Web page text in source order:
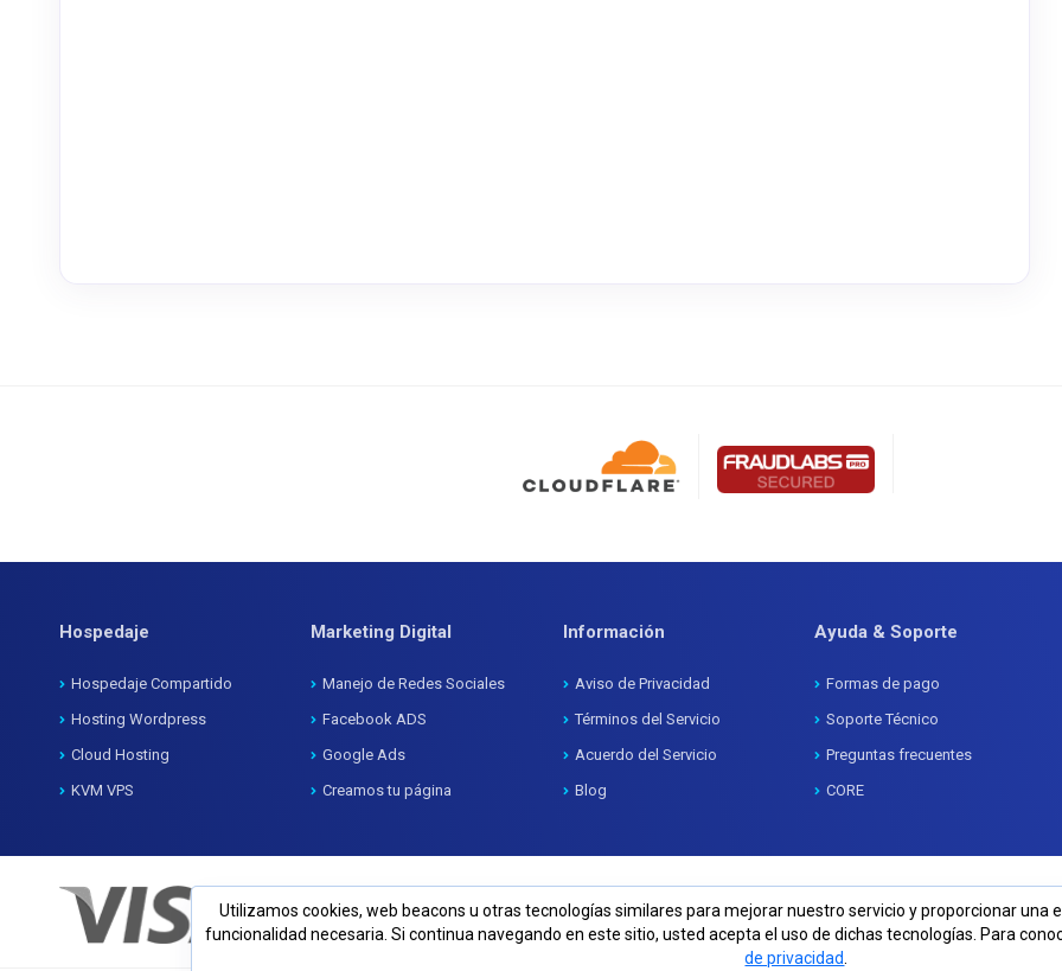
Hospedaje
Hospedaje Compartido
Hosting Wordpress
Cloud Hosting
KVM VPS
Marketing Digital
Manejo de Redes Sociales
Facebook ADS
Google Ads
Creamos tu página
Información
Aviso de Privacidad
Términos del Servicio
Acuerdo del Servicio
Blog
Ayuda & Soporte
Formas de pago
Soporte Técnico
Preguntas frecuentes
CORE
Utilizamos cookies, web beacons u otras tecnologías similares para mejorar nuestro servicio y proporcionar una
funcionalidad necesaria. Si continua navegando en este sitio, usted acepta el uso de dichas tecnologías. Para
de privacidad